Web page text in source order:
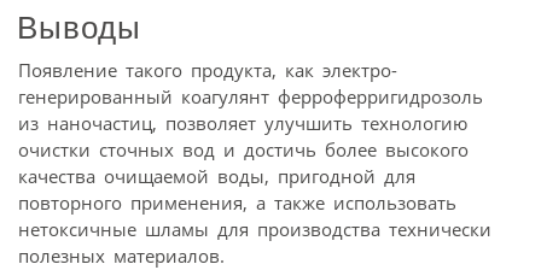
Выводы
Появление такого продукта, как электро-
генерированный коагулянт ферроферригидрозоль
из наночастиц, позволяет улучшить технологию
очистки сточных вод и достичь более высокого
качества очищаемой воды, пригодной для
повторного применения, а также использовать
нетоксичные шламы для производства технически
полезных материалов.